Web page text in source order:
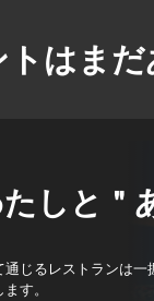
はまだ
しと＂
じるレストランは一
す。